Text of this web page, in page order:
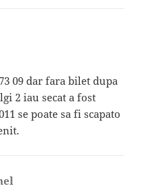
09 dar fara bilet dupa
2 iau secat a fost
se poate sa fi scapato